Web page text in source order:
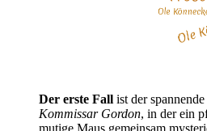
Der erste Fall ist der
Kommissar Gordon, in der ein
mutige Maus gemeinsam